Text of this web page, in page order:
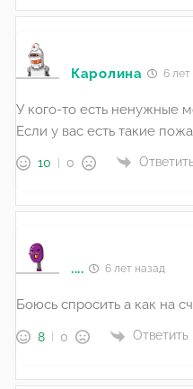
Каролина 6 лет
У кого-то есть ненужные
Если у вас есть такие
10 0
.... 6 лет назад
Боюсь спросить а как на
8 0 Ответить